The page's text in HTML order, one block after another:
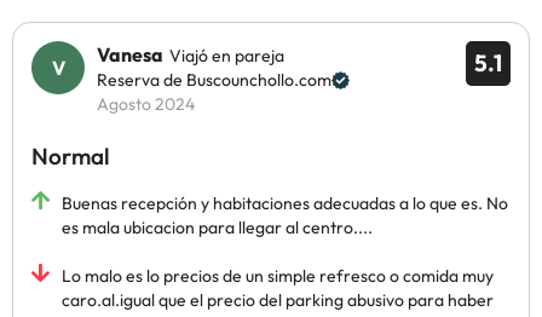
5.1
Vanesa Viajó en pareja
Reserva de Buscounchollo.com
Agosto 2024
Normal
Buenas recepción y habitaciones adecuadas a lo que es. No
es mala ubicacion para llegar al centro....
Lo malo es lo precios de un simple refresco o comida muy
caro.al.igual que el precio del parking abusivo para haber